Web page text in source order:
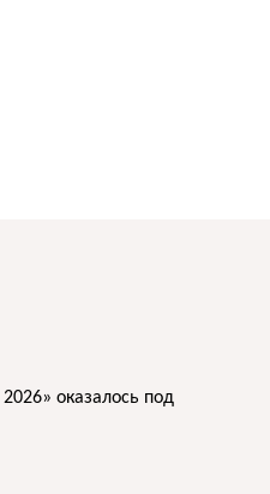
оказалось под